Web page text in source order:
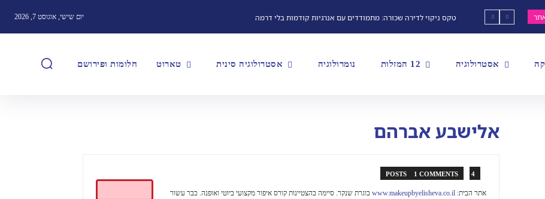
יום שישי, אוגוסט 7, 2026 טקס ניקוי לדירה שכורה: מתמודדים עם אנרגיות קודמות בלי דרמה
אסטרולוגיה 12 המזלות נומרולוגיה אסטרולוגיה סינית טארוט חלומות ופירושם
אלישבע אברהם
4 POSTS
1 COMMENTS
אתר הבית: www.makeupbyelisheva.co.il בוגרת שנקר. סיימה בהצטיינות קורס איפור מקצועי ביוטי ואופנה. כבר עשור